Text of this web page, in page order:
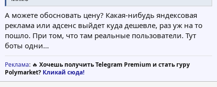
А можете обосновать цену? Какая-нибудь яндексовая
реклама или адсенс выйдет куда дешевле, раз уж на то
пошло. При том, что там реальные пользователи. Тут
боты одни...
Реклама: 🔥 Хочешь получить Telegram Premium и стать гуру
Polymarket? Кликай сюда!